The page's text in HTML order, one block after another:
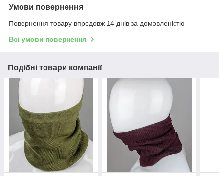
Умови повернення
Повернення товару впродовж 14 днів за домовленістю
Всі умови повернення
Подібні товари компанії